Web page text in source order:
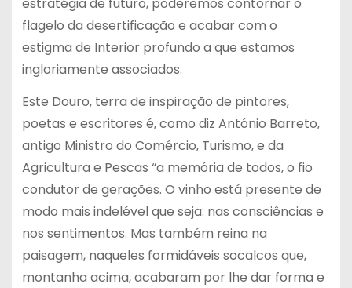
estratégia de futuro, poderemos contornar o
flagelo da desertificação e acabar com o
estigma de Interior profundo a que estamos
ingloriamente associados.
Este Douro, terra de inspiração de pintores,
poetas e escritores é, como diz António Barreto,
antigo Ministro do Comércio, Turismo, e da
Agricultura e Pescas “a memória de todos, o fio
condutor de gerações. O vinho está presente de
modo mais indelével que seja: nas consciências e
nos sentimentos. Mas também reina na
paisagem, naqueles formidáveis socalcos que,
montanha acima, acabaram por lhe dar forma e